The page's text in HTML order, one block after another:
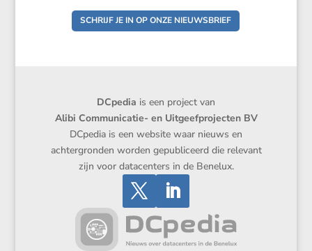
SCHRIJF JE IN OP ONZE NIEUWSBRIEF
DCpedia is een project van
Alibi Communicatie- en Uitgeefprojecten BV
DCpedia is een website waar nieuws en
achtergronden worden gepubliceerd die relevant
zijn voor datacenters in de Benelux.